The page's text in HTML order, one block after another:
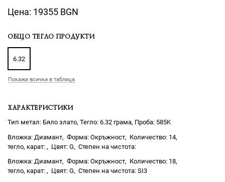
Цена: 19355 BGN
ОБЩО ТЕГЛО ПРОДУКТИ
6.32
Покажи всички в таблица
ХАРАКТЕРИСТИКИ
Тип метал: Бяло злато, Тегло: 6.32 грама, Проба: 585K
Диамант
Окръжност
14
G
Диамант
Окръжност
18
G
SI3